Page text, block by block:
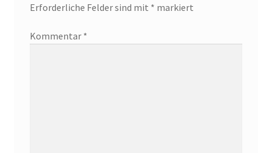
Erforderliche Felder sind mit * markiert
Kommentar *